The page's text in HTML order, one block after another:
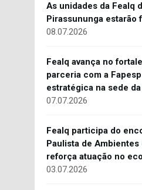
As unidades da Fealq
Pirassununga estarão
08.07.2026
Fealq avança no
parceria com a
estratégica na sede
07.07.2026
Fealq participa do
Paulista de Ambientes
reforça atuação no
03.07.2026